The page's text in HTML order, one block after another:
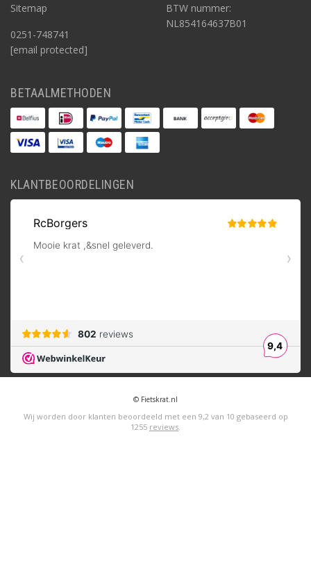
Sitemap
0251-748741
[email protected]
BTW nummer:
NL854164637B01
BETAALMETHODEN
KLANTBEOORDELINGEN
© Fietskrat.nl
Wij worden door klanten beoordeeld met een 9,2 van 10 gebaseerd op
1255 reviews.